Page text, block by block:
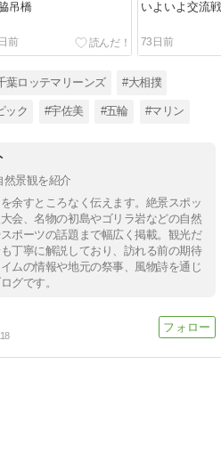
吊橋
前
いよいよ交流戦
73日前
葉ロッテマリーンズ #大相撲
ック #宇佐美 #五輪 #マリン
然景観を紹介
余すところなく伝えます。絶景スポッ
会、名物の初島やゴリラ岩などの自然
ポーツの話題まで幅広く掲載。観光だ
丁寧に解説しており、訪れる前の期待
ムの情報や地元の祭事、風物詩を通じ
グです。